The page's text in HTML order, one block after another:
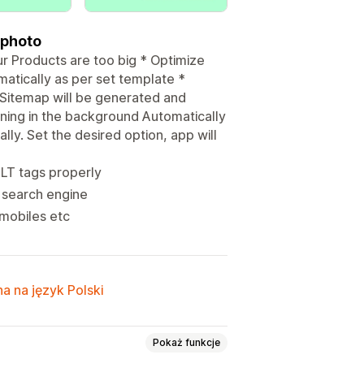
Products are too big * Optimize
as per set template *
will be generated and
in the background Automatically
Set the desired option, app will
tags properly
engine
etc
na język Polski
Pokaż funkcje